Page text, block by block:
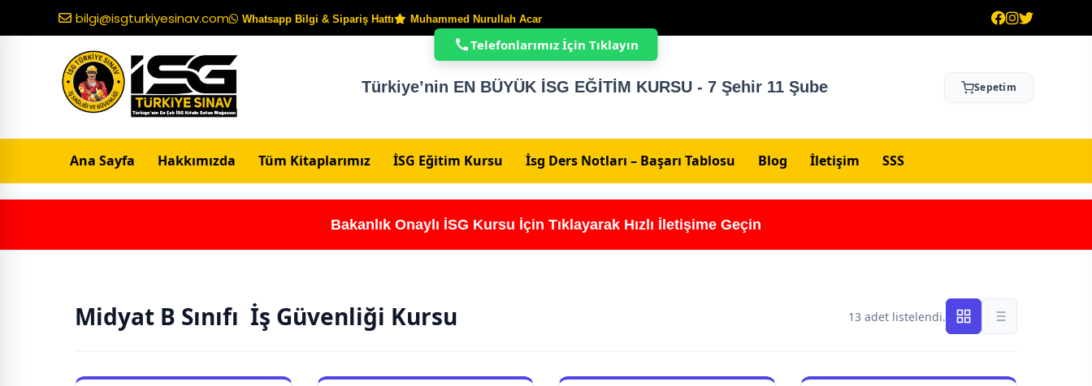
bilgi@isgturkiyesinav.com Whatsapp Bilgi & Sipariş Hattı Muhammed Nurullah Acar
Türkiye’nin EN BÜYÜK İSG EĞİTİM KURSU - 7 Şehir 11 Şube Sepetim
Ana Sayfa Hakkımızda Tüm Kitaplarımız İSG Eğitim Kursu İsg Ders Notları – Başarı Tablosu Blog İletişim SSS
Bakanlık Onaylı İSG Kursu İçin Tıklayarak Hızlı İletişime Geçin
Midyat B Sınıfı İş Güvenliği Kursu 13 adet listelendi.
Telefonlarımız İçin Tıklayın